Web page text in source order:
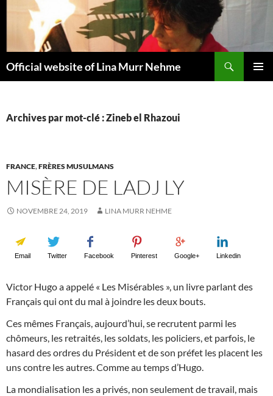
contenu
Official website of Lina Murr Nehme
Archives par mot-clé : Zineb el Rhazoui
FRANCE,FRÈRES MUSULMANS
MISÈRE DE LADJ LY
NOVEMBRE 24, 2019 LINA MURR NEHME
Email Twitter Facebook Pinterest Google+ Linkedin
Victor Hugo a appelé « Les Misérables », un livre parlant des
Français qui ont du mal à joindre les deux bouts.
Ces mêmes Français, aujourd’hui, se recrutent parmi les
chômeurs, les retraités, les soldats, les policiers, et parfois, le
hasard des ordres du Président et de son préfet les placent les
uns contre les autres. Comme au temps d’Hugo.
La mondialisation les a privés, non seulement de travail, mais